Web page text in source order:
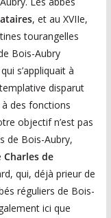
, et au XVIIe,
tourangelles
Bois-Aubry
s’appliquait à
disparut
des fonctions
objectif n’est pas
de Bois-Aubry,
Charles de
qui, déjà prieur de
réguliers de Bois-
ici que